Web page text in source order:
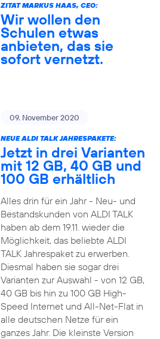
ZITAT MARKUS HAAS, CEO:
Wir wollen den
Schulen etwas
anbieten, das sie
sofort vernetzt.
09. November 2020
NEUE ALDI TALK JAHRESPAKETE:
Jetzt in drei Varianten
mit 12 GB, 40 GB und
100 GB erhältlich
Alles drin für ein Jahr - Neu- und
Bestandskunden von ALDI TALK
haben ab dem 19.11. wieder die
Möglichkeit, das beliebte ALDI
TALK Jahrespaket zu erwerben.
Diesmal haben sie sogar drei
Varianten zur Auswahl - von 12 GB,
40 GB bis hin zu 100 GB High-
Speed Internet und All-Net-Flat in
alle deutschen Netze für ein
ganzes Jahr. Die kleinste Version